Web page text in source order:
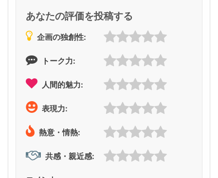
あなたの評価を投稿する
企画の独創性:
トーク力:
人間的魅力:
表現力:
熱意・情熱:
共感・親近感: